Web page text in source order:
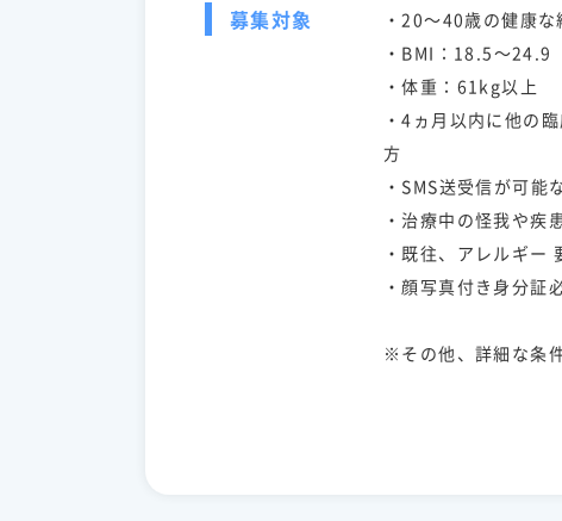
募集対象
・20～40歳の健康な
・BMI：18.5～24.9
・体重：61kg以上
・4ヵ月以内に他の
方
・SMS送受信が可能
・治療中の怪我や疾
・既往、アレルギー
・顔写真付き身分証
※その他、詳細な条